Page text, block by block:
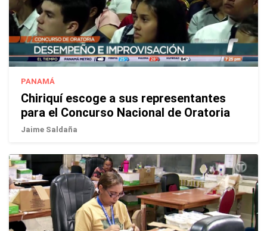
PANAMÁ
Chiriquí escoge a sus representantes
para el Concurso Nacional de Oratoria
Jaime Saldaña